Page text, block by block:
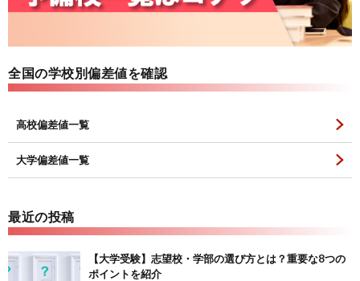
全国の学校別偏差値を確認
高校偏差値一覧
大学偏差値一覧
最近の投稿
【大学受験】志望校・学部の選び方とは？重要な8つの
ポイントを紹介